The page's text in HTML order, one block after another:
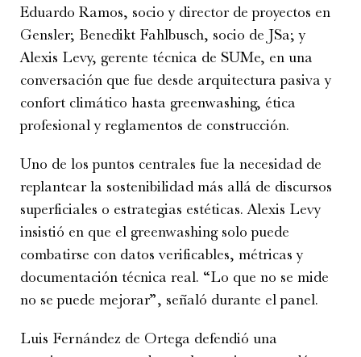
Eduardo Ramos, socio y director de proyectos en
Gensler; Benedikt Fahlbusch, socio de JSa; y
Alexis Levy, gerente técnica de SUMe, en una
conversación que fue desde arquitectura pasiva y
confort climático hasta greenwashing, ética
profesional y reglamentos de construcción.
Uno de los puntos centrales fue la necesidad de
replantear la sostenibilidad más allá de discursos
superficiales o estrategias estéticas. Alexis Levy
insistió en que el greenwashing solo puede
combatirse con datos verificables, métricas y
documentación técnica real. “Lo que no se mide
no se puede mejorar”, señaló durante el panel.
Luis Fernández de Ortega defendió una